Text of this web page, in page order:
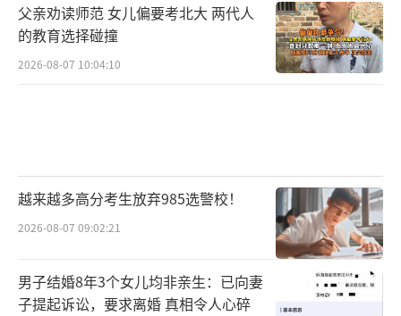
父亲劝读师范 女儿偏要考北大 两代人
的教育选择碰撞
2026-08-07 10:04:10
越来越多高分考生放弃985选警校！
2026-08-07 09:02:21
男子结婚8年3个女儿均非亲生：已向妻
子提起诉讼，要求离婚 真相令人心碎